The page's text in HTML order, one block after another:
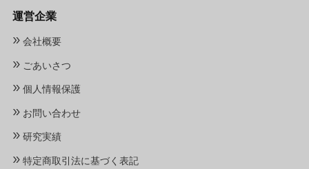
運営企業
» 会社概要
» ごあいさつ
» 個人情報保護
» お問い合わせ
» 研究実績
» 特定商取引法に基づく表記